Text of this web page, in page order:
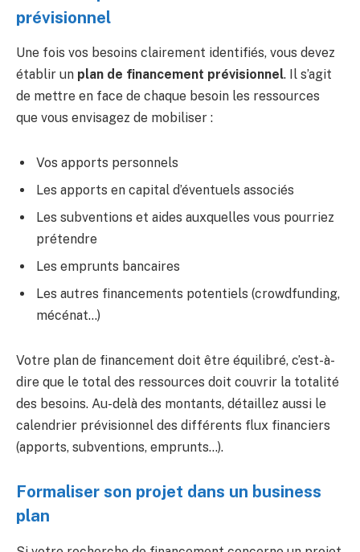
prévisionnel
Une fois vos besoins clairement identifiés, vous devez
établir un plan de financement prévisionnel. Il s’agit
de mettre en face de chaque besoin les ressources
que vous envisagez de mobiliser :
Vos apports personnels
Les apports en capital d’éventuels associés
Les subventions et aides auxquelles vous pourriez
prétendre
Les emprunts bancaires
Les autres financements potentiels (crowdfunding,
mécénat…)
Votre plan de financement doit être équilibré, c’est-à-
dire que le total des ressources doit couvrir la totalité
des besoins. Au-delà des montants, détaillez aussi le
calendrier prévisionnel des différents flux financiers
(apports, subventions, emprunts…).
Formaliser son projet dans un business
plan